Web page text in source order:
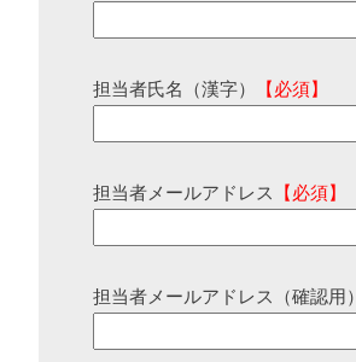
担当者氏名（漢字） 【必須】
担当者メールアドレス 【必須】
担当者メールアドレス（確認用）